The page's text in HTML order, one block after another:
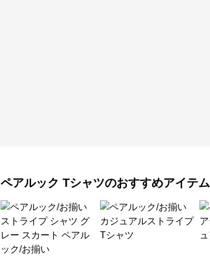
ペアルック Tシャツのおすすめアイテム